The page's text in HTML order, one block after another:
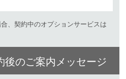
、契約中のオプションサービスは
後のご案内メッセージ